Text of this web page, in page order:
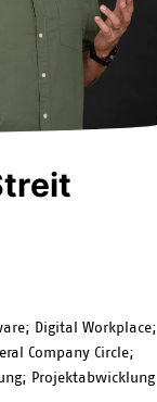
Digital Workplace;
Company Circle;
Projektabwicklung